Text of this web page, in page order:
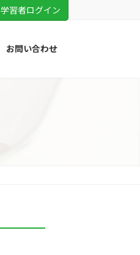
学習者ログイン
お問い合わせ